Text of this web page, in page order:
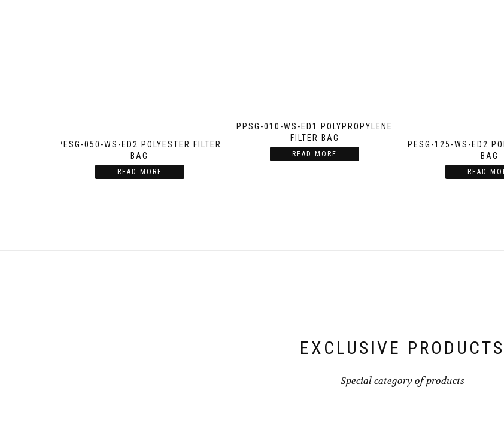
PESG-050-WS-ED2 POLYESTER FILTER
BAG
READ MORE
PPSG-010-WS-ED1 POLYPROPYLENE
FILTER BAG
READ MORE
PESG-125-WS-ED2
BAG
READ
EXCLUSIVE PRODUCTS
Special category of products